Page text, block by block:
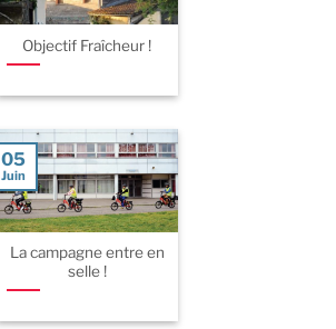
Objectif Fraîcheur !
La campagne entre en
selle !
05
Juin